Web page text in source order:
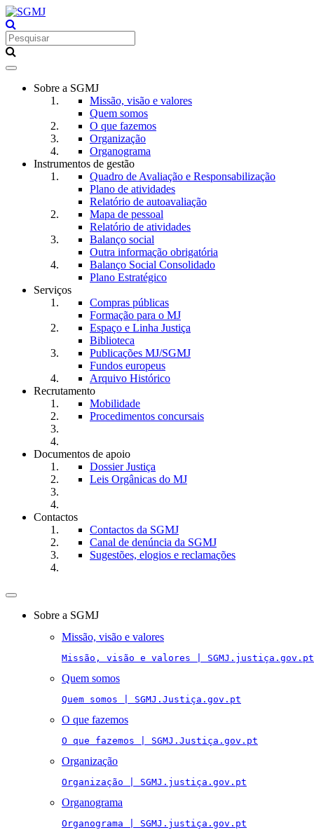
Toggle
navigationSobre a SGMJ
Missão, visão e valores
Quem somos
O que fazemos
Organização
Organograma
Instrumentos de gestão
Quadro de Avaliação e Responsabilização
Plano de atividades
Relatório de autoavaliação
Mapa de pessoal
Relatório de atividades
Balanço social
Outra informação obrigatória
Balanço Social Consolidado
Plano Estratégico
Serviços
Compras públicas
Formação para o MJ
Espaço e Linha Justiça
Biblioteca
Publicações MJ/SGMJ
Fundos europeus
Arquivo Histórico
Recrutamento
Mobilidade
Procedimentos concursais
Documentos de apoio
Dossier Justiça
Leis Orgânicas do MJ
Contactos
Contactos da SGMJ
Canal de denúncia da SGMJ
Sugestões, elogios e reclamações
Toggle
navigationSobre a SGMJ
Missão, visão e valores
Missão, visão e valores | SGMJ.justiça.gov.pt
Quem somos
Quem somos | SGMJ.Justiça.gov.pt
O que fazemos
O que fazemos | SGMJ.Justiça.gov.pt
Organização
Organização | SGMJ.justiça.gov.pt
Organograma
Organograma | SGMJ.justiça.gov.pt